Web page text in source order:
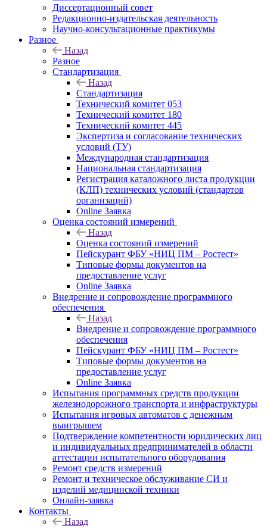
Диссертационный совет
Редакционно-издательская деятельность
Научно-консультационные практикумы
Разное
Назад
Разное
Стандартизация
Назад
Стандартизация
Технический комитет 053
Технический комитет 180
Технический комитет 445
Экспертиза и согласование технических
условий (ТУ)
Международная стандартизация
Национальная стандартизация
Регистрация каталожного листа продукции
(КЛП) технических условий (стандартов
организаций)
Online Заявка
Оценка состояний измерений
Назад
Оценка состояний измерений
Пейскурант ФБУ «НИЦ ПМ – Ростест»
Типовые формы документов на
предоставление услуг
Online Заявка
Внедрение и сопровождение программного
обеспечения
Назад
Внедрение и сопровождение программного
обеспечения
Пейскурант ФБУ «НИЦ ПМ – Ростест»
Типовые формы документов на
предоставление услуг
Online Заявка
Испытания программных средств продукции
железнодорожного транспорта и инфраструктуры
Испытания игровых автоматов с денежным
выигрышем
Подтверждение компетентности юридических лиц
и индивидуальных предпринимателей в области
аттестации испытательного оборудования
Ремонт средств измерений
Ремонт и техническое обслуживание СИ и
изделий медицинской техники
Онлайн-заявка
Контакты
Назад